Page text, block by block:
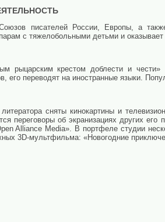
писателей России, Европы, а
с тяжелобольными детьми и
рыцарским крестом доблести и
его переводят на иностранные языки.
сняты кинокартины и
переговоры об экранизациях других
Alliance Media». В портфеле студии
3D-мультфильма: «Новогодние